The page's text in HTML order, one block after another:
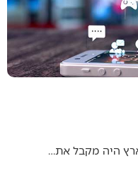
היה מקבל את…